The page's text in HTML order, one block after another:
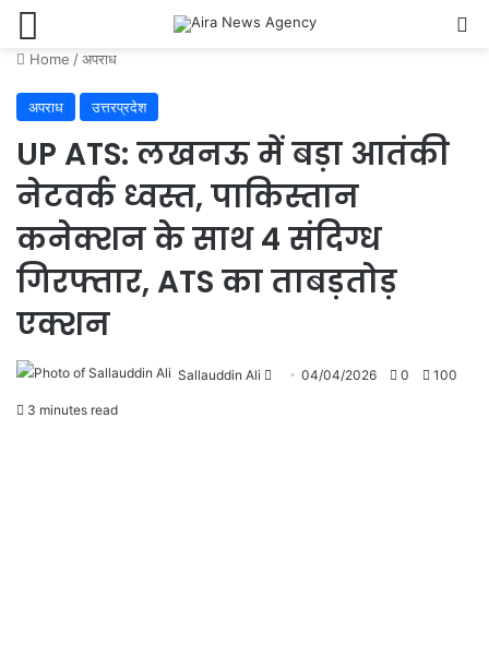
Home /अपराध
अपराध उत्तरप्रदेश
UP ATS: लखनऊ में बड़ा आतंकी
नेटवर्क ध्वस्त, पाकिस्तान
कनेक्शन के साथ 4 संदिग्ध
गिरफ्तार, ATS का ताबड़तोड़
एक्शन
Sallauddin Ali
Send04/04/2026 0 100
3 minutes read